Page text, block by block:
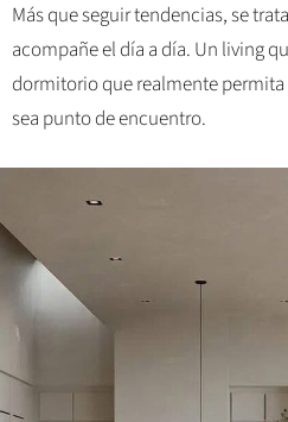
Más que seguir tendencias, se
acompañe el día a día. Un living
dormitorio que realmente
sea punto de encuentro.